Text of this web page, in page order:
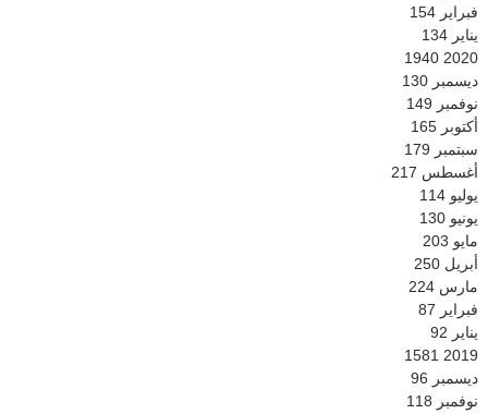
فبراير 154
يناير 134
2020
1940
ديسمبر 130
نوفمبر 149
أكتوبر 165
سبتمبر 179
أغسطس 217
يوليو 114
يونيو 130
مايو 203
أبريل 250
مارس 224
فبراير 87
يناير 92
2019
1581
ديسمبر 96
نوفمبر 118